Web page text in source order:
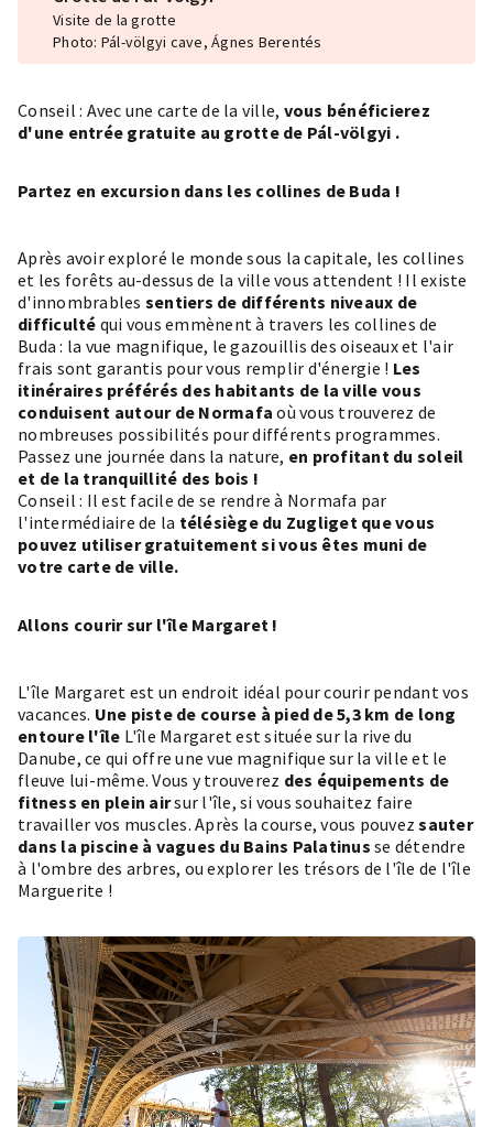
Visite de la grotte
Photo: Pál-völgyi cave, Ágnes Berentés
Conseil : Avec une carte de la ville, vous bénéficierez
d'une entrée gratuite au grotte de Pál-völgyi .
Partez en excursion dans les collines de Buda !
Après avoir exploré le monde sous la capitale, les collines
et les forêts au-dessus de la ville vous attendent ! Il existe
d'innombrables sentiers de différents niveaux de
difficulté qui vous emmènent à travers les collines de
Buda : la vue magnifique, le gazouillis des oiseaux et l'air
frais sont garantis pour vous remplir d'énergie ! Les
itinéraires préférés des habitants de la ville vous
conduisent autour de Normafa où vous trouverez de
nombreuses possibilités pour différents programmes.
Passez une journée dans la nature, en profitant du soleil
et de la tranquillité des bois !
Conseil : Il est facile de se rendre à Normafa par
l'intermédiaire de la télésiège du Zugliget que vous
pouvez utiliser gratuitement si vous êtes muni de
votre carte de ville.
Allons courir sur l'île Margaret !
L'île Margaret est un endroit idéal pour courir pendant vos
vacances. Une piste de course à pied de 5,3 km de long
entoure l'île L'île Margaret est située sur la rive du
Danube, ce qui offre une vue magnifique sur la ville et le
fleuve lui-même. Vous y trouverez des équipements de
fitness en plein airsur l'île, si vous souhaitez faire
travailler vos muscles. Après la course, vous pouvez sauter
dans la piscine à vagues du Bains Palatinus se détendre
à l'ombre des arbres, ou explorer les trésors de l'île de l'île
Marguerite !